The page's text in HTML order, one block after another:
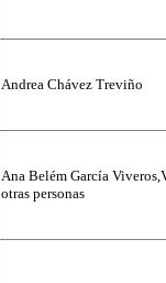
Andrea Chávez Treviño
Ana Belém García
otras personas